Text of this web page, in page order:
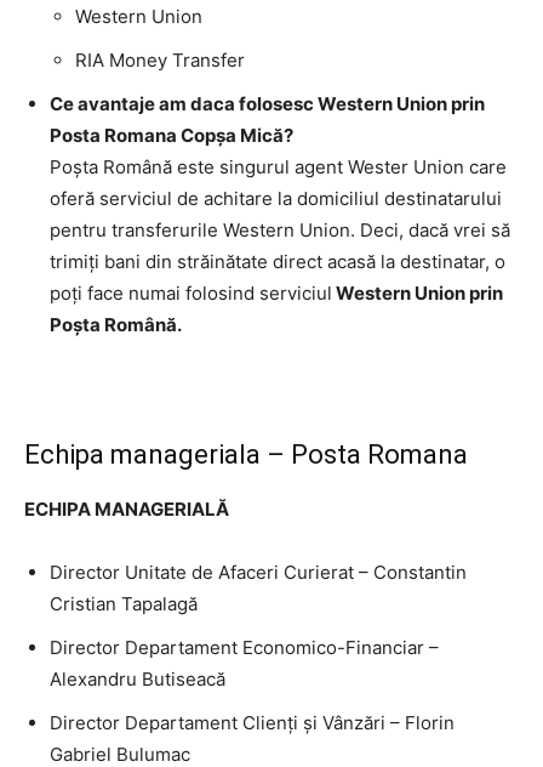
Western Union
RIA Money Transfer
Ce avantaje am daca folosesc Western Union prin
Posta Romana Copşa Mică?
Poşta Română este singurul agent Wester Union care
oferă serviciul de achitare la domiciliul destinatarului
pentru transferurile Western Union. Deci, dacă vrei să
trimiţi bani din străinătate direct acasă la destinatar, o
poţi face numai folosind serviciul Western Union prin
Poşta Română.
Echipa manageriala – Posta Romana
ECHIPA MANAGERIALĂ
Director Unitate de Afaceri Curierat – Constantin
Cristian Tapalagă
Director Departament Economico-Financiar –
Alexandru Butiseacă
Director Departament Clienți și Vânzări – Florin
Gabriel Bulumac